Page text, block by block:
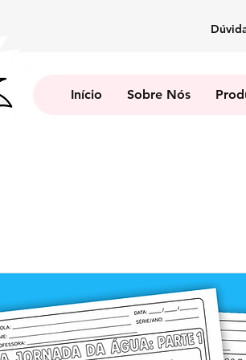
Início Sobre Nós